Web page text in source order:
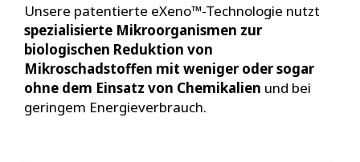
Unsere patentierte eXeno™-Technologie nutzt
spezialisierte Mikroorganismen zur
biologischen Reduktion von
Mikroschadstoffen mit weniger oder sogar
ohne dem Einsatz von Chemikalien und bei
geringem Energieverbrauch.